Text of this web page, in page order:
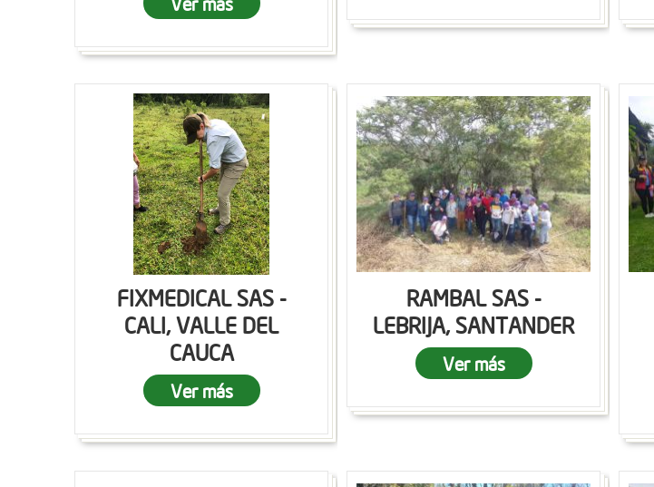
FIXMEDICAL SAS -
CALI, VALLE DEL
CAUCA
Ver más
RAMBAL SAS -
LEBRIJA, SANTANDER
Ver más